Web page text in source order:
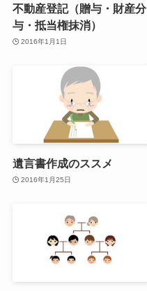
不動産登記（贈与・財産分
与・抵当権抹消）
2016年1月1日
遺言書作成のススメ
2016年1月25日